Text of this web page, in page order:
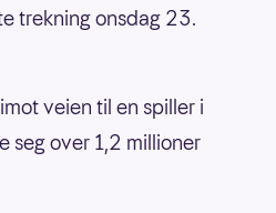
trekning onsdag 23.
veien til en spiller i
seg over 1,2 millioner